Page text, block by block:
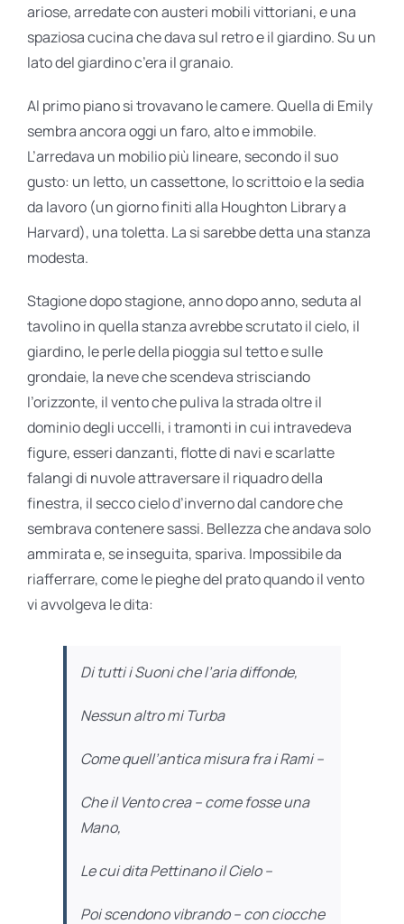
ariose, arredate con austeri mobili vittoriani, e una
spaziosa cucina che dava sul retro e il giardino. Su un
lato del giardino c’era il granaio.
Al primo piano si trovavano le camere. Quella di Emily
sembra ancora oggi un faro, alto e immobile.
L’arredava un mobilio più lineare, secondo il suo
gusto: un letto, un cassettone, lo scrittoio e la sedia
da lavoro (un giorno finiti alla Houghton Library a
Harvard), una toletta. La si sarebbe detta una stanza
modesta.
Stagione dopo stagione, anno dopo anno, seduta al
tavolino in quella stanza avrebbe scrutato il cielo, il
giardino, le perle della pioggia sul tetto e sulle
grondaie, la neve che scendeva strisciando
l’orizzonte, il vento che puliva la strada oltre il
dominio degli uccelli, i tramonti in cui intravedeva
figure, esseri danzanti, flotte di navi e scarlatte
falangi di nuvole attraversare il riquadro della
finestra, il secco cielo d’inverno dal candore che
sembrava contenere sassi. Bellezza che andava solo
ammirata e, se inseguita, spariva. Impossibile da
riafferrare, come le pieghe del prato quando il vento
vi avvolgeva le dita:
Di tutti i Suoni che l’aria diffonde,
Nessun altro mi Turba
Come quell’antica misura fra i Rami –
Che il Vento crea – come fosse una
Mano,
Le cui dita Pettinano il Cielo –
Poi scendono vibrando – con ciocche